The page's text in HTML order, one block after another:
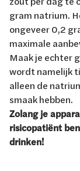
gram natrium.
ongeveer 0,2
maximale
Maak je echter
wordt namelijk
alleen de
smaak hebben.
Zolang je
risicopatiënt
drinken!